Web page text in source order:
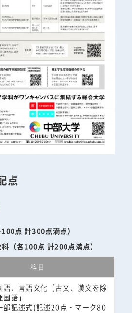
点
点 計300点満点）
（各100点 計200点満点）
科目
語、言語文化（古文、漢文を除
語」
記述式(記述20点・マーク80